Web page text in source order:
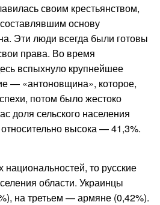
своим крестьянством,
основу
Эти люди всегда были готовы
права. Во время
вспыхнуло крупнейшее
— «антоновщина», которое,
потом было жестоко
доля сельского населения
высока — 41,3%.
национальностей, то русские
области. Украинцы
на третьем — армяне (0,42%).